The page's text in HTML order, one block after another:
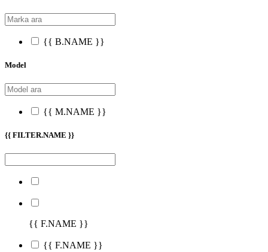
{{ B.NAME }}
Model
{{ M.NAME }}
{{ FILTER.NAME }}
{{ F.NAME }}
{{ F.NAME }}